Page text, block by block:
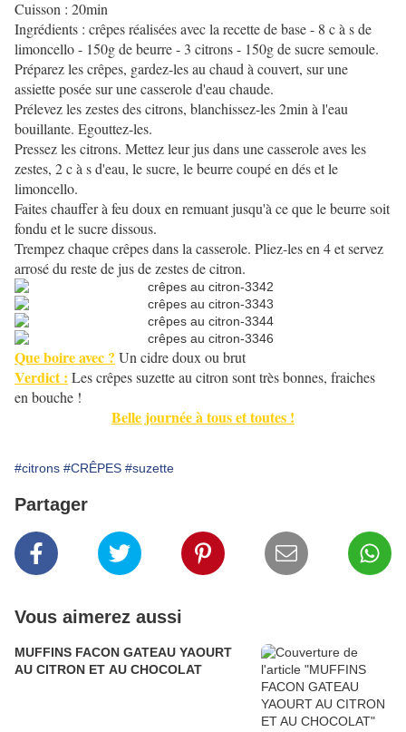
Cuisson : 20min
Ingrédients : crêpes réalisées avec la recette de base - 8 c à s de
limoncello - 150g de beurre - 3 citrons - 150g de sucre semoule.
Préparez les crêpes, gardez-les au chaud à couvert, sur une
assiette posée sur une casserole d'eau chaude.
Prélevez les zestes des citrons, blanchissez-les 2min à l'eau
bouillante. Egouttez-les.
Pressez les citrons. Mettez leur jus dans une casserole aves les
zestes, 2 c à s d'eau, le sucre, le beurre coupé en dés et le
limoncello.
Faites chauffer à feu doux en remuant jusqu'à ce que le beurre soit
fondu et le sucre dissous.
Trempez chaque crêpes dans la casserole. Pliez-les en 4 et servez
arrosé du reste de jus de zestes de citron.
Que boire avec ? Un cidre doux ou brut
Verdict : Les crêpes suzette au citron sont très bonnes, fraiches
en bouche !
Belle journée à tous et toutes !
#citrons #CRÊPES #suzette
Partager
Vous aimerez aussi
MUFFINS FACON GATEAU YAOURT
AU CITRON ET AU CHOCOLAT